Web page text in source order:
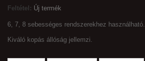
Feltétel: Új termék
6, 7, 8 sebességes rendszerekhez használható.
Kiváló kopás állóság jellemzi.